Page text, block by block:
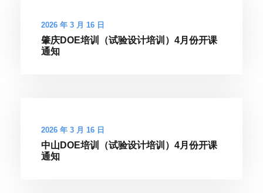
2026 年 3 月 16 日
肇庆DOE培训（试验设计培训）4月份开课
通知
2026 年 3 月 16 日
中山DOE培训（试验设计培训）4月份开课
通知